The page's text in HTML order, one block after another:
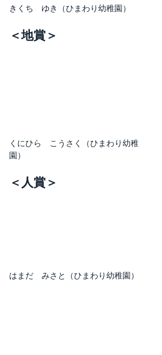
きくち　ゆき（ひまわり幼稚園）
＜地賞＞
くにひら　こうさく（ひまわり幼稚
園）
＜人賞＞
はまだ　みさと（ひまわり幼稚園）